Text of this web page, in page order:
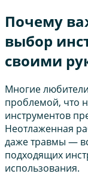
Почему
выбор
своими
Многие
проблемой, что
инструментов
Неотлаженная
даже травмы —
подходящих
использования.